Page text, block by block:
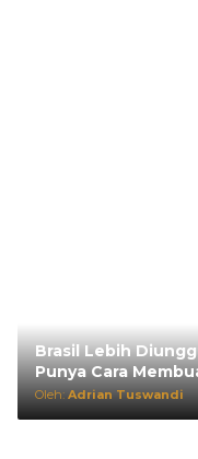
Brasil Lebih
Punya Cara
Oleh: Adrian Tuswandi